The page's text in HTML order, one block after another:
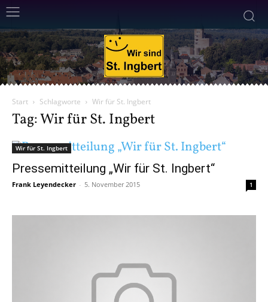
Start Schlagworte Wir für St. Ingbert
Tag: Wir für St. Ingbert
Wir für St. Ingbert
Pressemitteilung „Wir für St. Ingbert“
Frank Leyendecker - 5. November 2015 1